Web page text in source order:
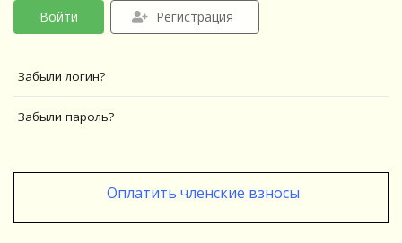
Войти Регистрация
Забыли логин?
Забыли пароль?
Оплатить членские взносы